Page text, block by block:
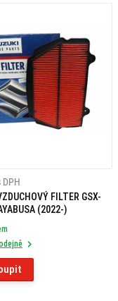
DPH
FILTER GSX-
(2022-)